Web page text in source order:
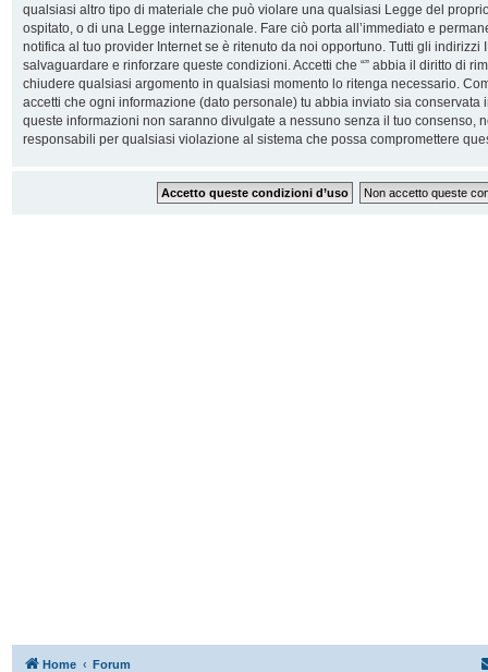
qualsiasi altro tipo di materiale che può violare una qualsiasi Legge del
ospitato, o di una Legge internazionale. Fare ciò porta all’immediato e
notifica al tuo provider Internet se è ritenuto da noi opportuno. Tutti gli indirizzi
salvaguardare e rinforzare queste condizioni. Accetti che “” abbia il diritto di
chiudere qualsiasi argomento in qualsiasi momento lo ritenga necessario.
accetti che ogni informazione (dato personale) tu abbia inviato sia conservata
queste informazioni non saranno divulgate a nessuno senza il tuo consenso,
responsabili per qualsiasi violazione al sistema che possa compromettere
Home Forum